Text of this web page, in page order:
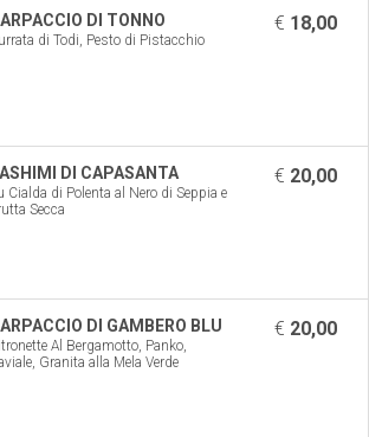
DI TONNO
di Todi, Pesto di Pistacchio
€ 18,00
DI CAPASANTA
Cialda di Polenta al Nero di Seppia e
Secca
€ 20,00
DI GAMBERO BLU
Al Bergamotto, Panko,
Granita alla Mela Verde
€ 20,00